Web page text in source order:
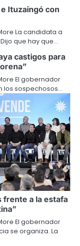
Ituzaingó con
La candidata a
que hay que…
castigos para
El gobernador
los sospechosos…
frente a la estafa
El gobernador
se organiza. La